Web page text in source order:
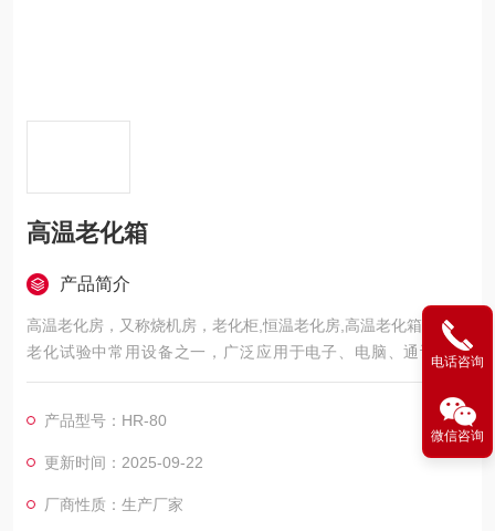
高温老化箱
产品简介
高温老化房，又称烧机房，老化柜,恒温老化房,高温老化箱是各种
老化试验中常用设备之一，广泛应用于电子、电脑、通讯等领
域。
产品型号：HR-80
更新时间：2025-09-22
厂商性质：生产厂家
电话咨询
微信咨询